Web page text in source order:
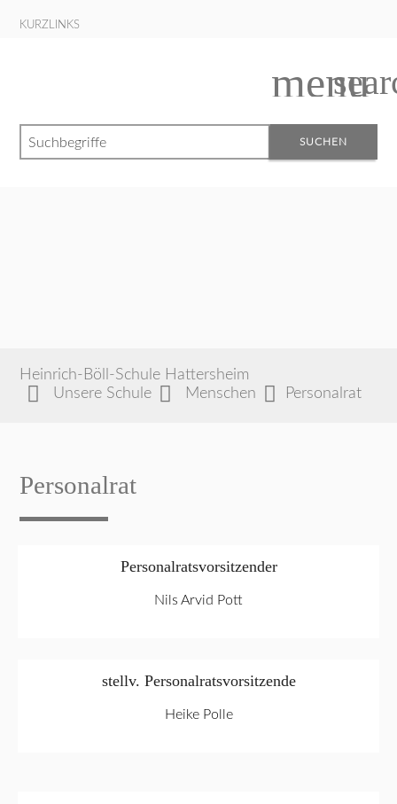
KURZLINKS
menu
Suchbegriffe SUCHEN
Heinrich-Böll-Schule Hattersheim
Unsere Schule
Menschen Personalrat
Personalrat
Personalratsvorsitzender
Nils Arvid Pott
stellv. Personalratsvorsitzende
Heike Polle